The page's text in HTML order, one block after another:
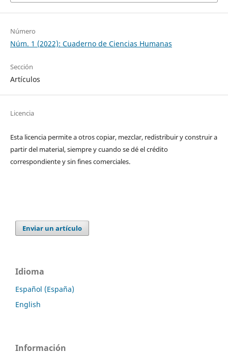
Número
Núm. 1 (2022): Cuaderno de Ciencias Humanas
Sección
Artículos
Licencia
Esta licencia permite a otros copiar, mezclar, redistribuir y construir a
partir del material, siempre y cuando se dé el crédito
correspondiente y sin fines comerciales.
Enviar un artículo
Idioma
Español (España)
English
Información